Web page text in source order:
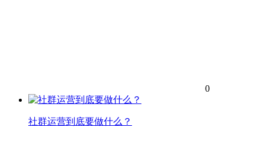
0
社群运营到底要做什么？